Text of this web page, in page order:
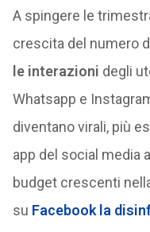
A spingere le
crescita del numero
le interazioni degli
Whatsapp e
diventano virali, più
app del social media
budget crescenti
su Facebook la